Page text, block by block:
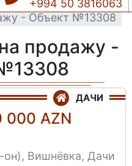
+994 50 3816063
- Объект №13308
продажу -
ДАЧИ
000 AZN
он), Вишнёвка, Дачи